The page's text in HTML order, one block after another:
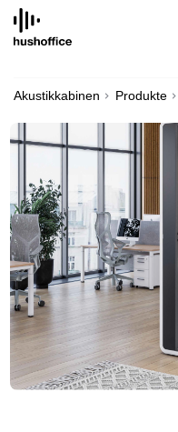
SKIP
CONTENT
Akustikkabinen Produkte